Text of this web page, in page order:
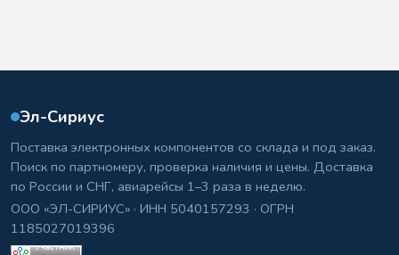
Эл-Сириус
Поставка электронных компонентов со склада и под заказ.
Поиск по партномеру, проверка наличия и цены. Доставка
по России и СНГ, авиарейсы 1–3 раза в неделю.
ООО «ЭЛ-СИРИУС» · ИНН 5040157293 · ОГРН
1185027019396